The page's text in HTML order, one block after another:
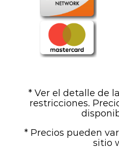
* Ver el detalle de
restricciones.
* Precios pueden
sitio